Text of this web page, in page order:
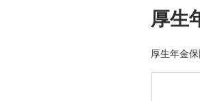
厚生
厚生年金